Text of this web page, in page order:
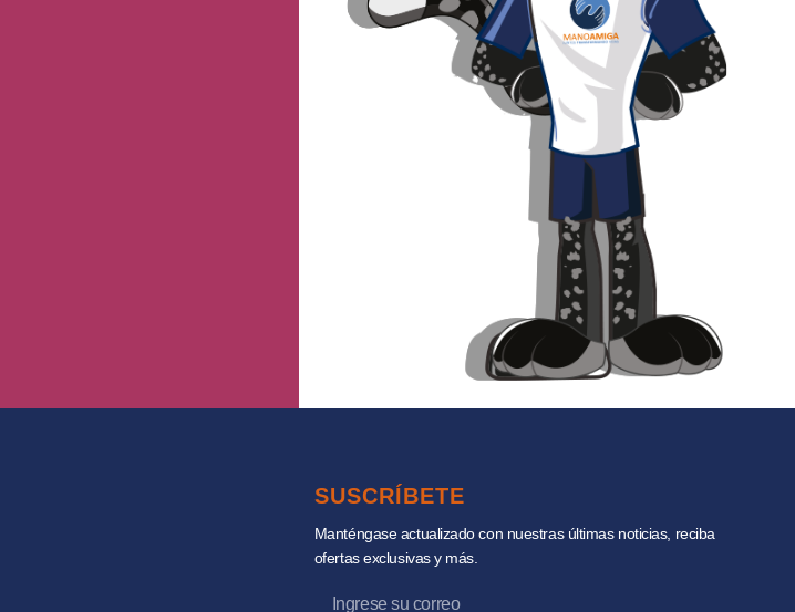
SUSCRÍBETE
Manténgase actualizado con nuestras últimas noticias, reciba
ofertas exclusivas y más.